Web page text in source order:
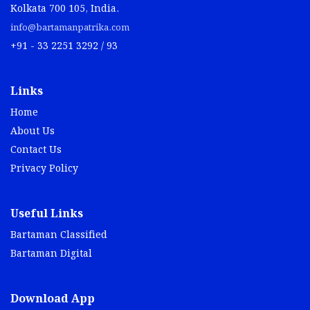
Kolkata 700 105, India.
info@bartamanpatrika.com
+91 - 33 2251 3292 / 93
Links
Home
About Us
Contact Us
Privacy Policy
Useful Links
Bartaman Classified
Bartaman Digital
Download App